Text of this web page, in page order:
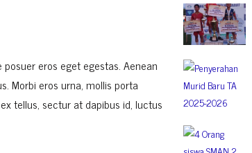
eros eget egestas. Aenean
Morbi eros urna, mollis porta
tellus, sectur at dapibus id, luctus